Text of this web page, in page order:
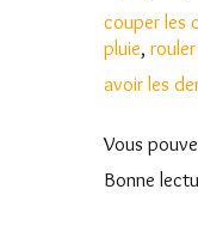
couper les
pluie,
avoir les
Vous
Bonne